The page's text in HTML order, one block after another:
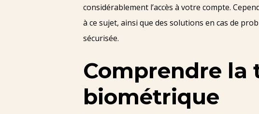
considérablement l’accès à votre compte.
à ce sujet, ainsi que des solutions en cas de
sécurisée.
Comprendre la
biométrique